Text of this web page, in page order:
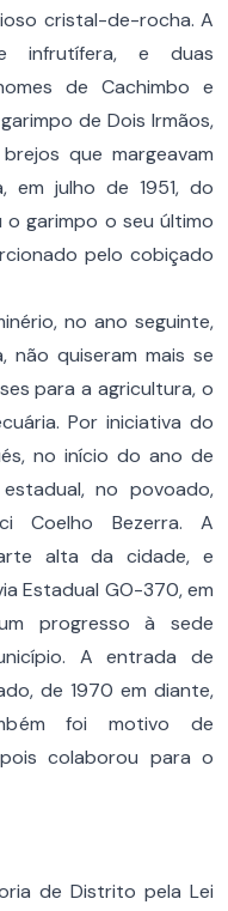
cristal-de-rocha. A
infrutífera, e duas
de Cachimbo e
de Dois Irmãos,
que margeavam
em julho de 1951, do
o garimpo o seu último
pelo cobiçado
no ano seguinte,
não quiseram mais se
para a agricultura, o
Por iniciativa do
no início do ano de
no povoado,
Coelho Bezerra. A
alta da cidade, e
Estadual GO-370, em
progresso à sede
A entrada de
de 1970 em diante,
foi motivo de
colaborou para o
de Distrito pela Lei